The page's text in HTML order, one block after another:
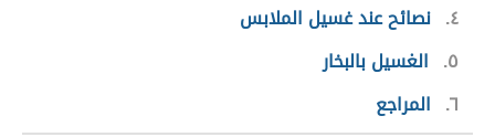
٤ نصائح عند غسيل الملابس
٥
الغسيل بالبخار
٦ المراجع